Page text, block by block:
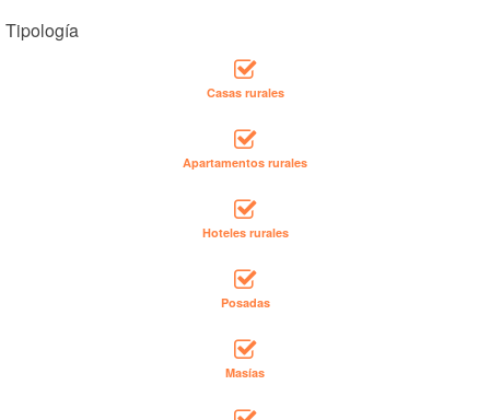
Tipología
Casas rurales
Apartamentos rurales
Hoteles rurales
Posadas
Masías